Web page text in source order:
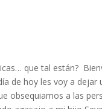
que tal están?
de hoy les voy a dejar
obsequiamos a las